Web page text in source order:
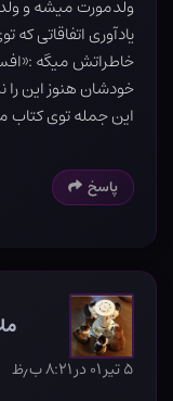
ولدمورت میشه و
خاطراتش میگه
خودشان هنوز این را
این جمله توی کتاب من صفحه 408
پاسخ
۵ تیر ۰۱ در ۸:۲۱ ب٫ظ